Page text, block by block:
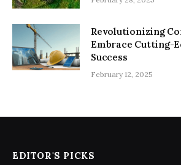
Revolutionizing
Embrace Cutting-
Success
February 12, 2025
EDITOR'S PICKS